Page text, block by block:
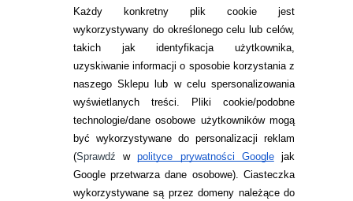
Każdy konkretny plik cookie jest
wykorzystywany do określonego celu lub celów,
takich jak identyfikacja użytkownika,
uzyskiwanie informacji o sposobie korzystania z
naszego Sklepu lub w celu spersonalizowania
wyświetlanych treści.
Pliki cookie/podobne
technologie/dane osobowe użytkowników mogą
być wykorzystywane do personalizacji reklam
(Sprawdźwpolityce prywatności Googlejak
Google przetwarza dane osobowe). Ciasteczka
wykorzystywane są przez domeny należące do
INFORMACJE KONTAKTOWE
JAK ZAMAWIAĆ?
ZWROTY I REKLAMACJA
WARUNKI ZAKUPÓW